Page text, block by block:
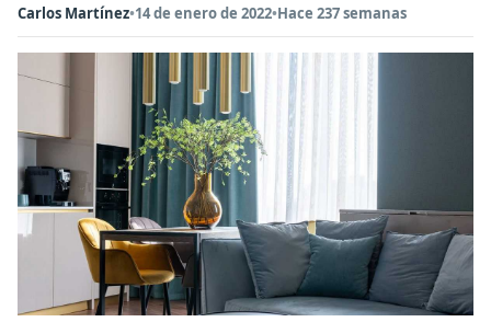
Carlos Martínez•14 de enero de 2022•Hace 237 semanas